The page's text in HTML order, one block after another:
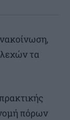
τα
πόρων